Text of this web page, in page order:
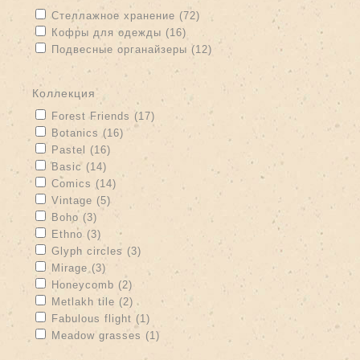
Apply Стеллажное хранение filter
Стеллажное хранение (72) Apply Стеллажное хранение
Apply Кофры для одежды filter
Кофры для одежды (16) Apply Кофры для одежды filter
Apply Подвесные органайзеры filter
Подвесные органайзеры (12)
Apply Подвесные органайзеры filter
коллекция
Apply Forest Friends filter
Forest Friends (17) Apply Forest Friends filter
Apply Botanics filter
Botanics (16) Apply Botanics filter
Apply Pastel filter
Pastel (16)
Apply Basic filter
Basic (14) Apply Basic filter
Apply Comics filter
Comics (14) Apply Comics filter
Apply Vintage filter
Vintage (5) Apply Vintage filter
Apply Boho filter
Boho (3)
Apply Ethno filter
Ethno (3) Apply Ethno filter
Apply Glyph circles filter
Glyph circles (3) Apply Glyph circles filter
Apply Mirage filter
Mirage (3)
Apply Honeycomb filter
Honeycomb (2) Apply Honeycomb filter
Apply Metlakh tile filter
Metlakh tile (2) Apply Metlakh tile filter
Apply Fabulous flight filter
Fabulous flight (1) Apply Fabulous flight filter
Apply Meadow grasses filter
Meadow grasses (1) Apply Meadow grasses filter